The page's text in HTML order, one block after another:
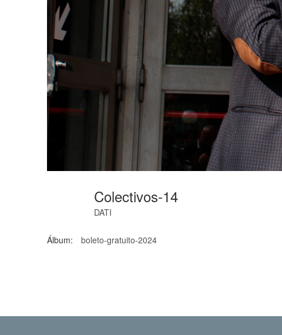
Colectivos-14
DATI
Álbum: boleto-gratuito-2024